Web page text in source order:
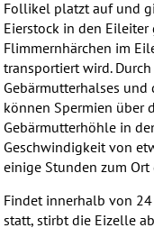
Follikel platzt auf und
Eierstock in den
Flimmernhärchen im
transportiert wird.
Gebärmutterhalses und
können Spermien über
Gebärmutterhöhle in
Geschwindigkeit von
einige Stunden zum
Findet innerhalb von
statt, stirbt die Eizelle